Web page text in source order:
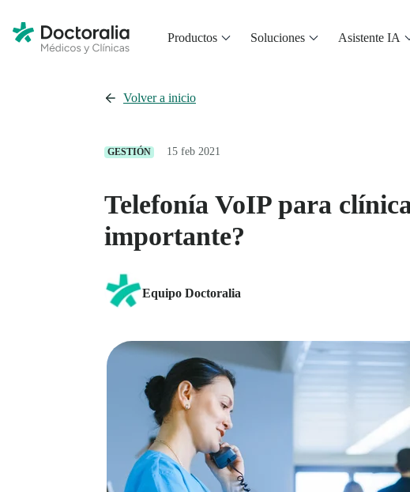
Productos Soluciones Asistente IA
Volver a inicio
GESTIÓN 15 feb 2021
Telefonía VoIP para
importante?
Equipo Doctoralia